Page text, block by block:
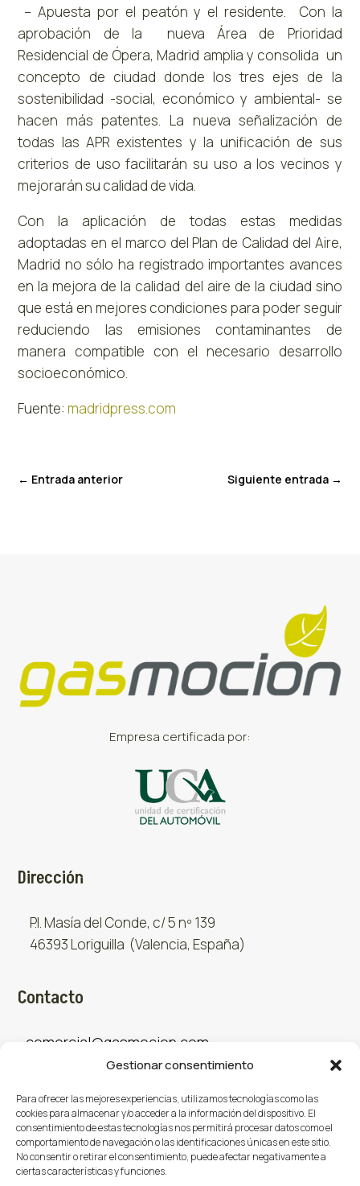
Gestionar consentimiento
Para ofrecer las mejores experiencias, utilizamos tecnologías como las
cookies para almacenar y/o acceder a la información del dispositivo. El
consentimiento de estas tecnologías nos permitirá procesar datos como el
comportamiento de navegación o las identificaciones únicas en este sitio.
No consentir o retirar el consentimiento, puede afectar negativamente a
ciertas características y funciones.
– Apuesta por el peatón y el residente. Con la
aprobación de la nueva Área de Prioridad
Residencial de Ópera, Madrid amplia y consolida un
concepto de ciudad donde los tres ejes de la
sostenibilidad -social, económico y ambiental- se
hacen más patentes. La nueva señalización de
todas las APR existentes y la unificación de sus
criterios de uso facilitarán su uso a los vecinos y
mejorarán su calidad de vida.
Con la aplicación de todas estas medidas
adoptadas en el marco del Plan de Calidad del Aire,
Madrid no sólo ha registrado importantes avances
en la mejora de la calidad del aire de la ciudad sino
que está en mejores condiciones para poder seguir
reduciendo las emisiones contaminantes de
manera compatible con el necesario desarrollo
socioeconómico.
Fuente:madridpress.com
← Entrada anterior Siguiente entrada→
Empresa certificada por:
Dirección
P.I. Masía del Conde, c/ 5 nº 139
46393 Loriguilla (Valencia, España)
Contacto
comercial@gasmocion.com
Sociales